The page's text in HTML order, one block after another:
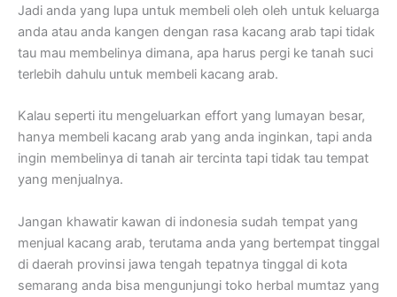
Jadi anda yang lupa untuk membeli oleh oleh untuk keluarga
anda atau anda kangen dengan rasa kacang arab tapi tidak
tau mau membelinya dimana, apa harus pergi ke tanah suci
terlebih dahulu untuk membeli kacang arab.
Kalau seperti itu mengeluarkan effort yang lumayan besar,
hanya membeli kacang arab yang anda inginkan, tapi anda
ingin membelinya di tanah air tercinta tapi tidak tau tempat
yang menjualnya.
Jangan khawatir kawan di indonesia sudah tempat yang
menjual kacang arab, terutama anda yang bertempat tinggal
di daerah provinsi jawa tengah tepatnya tinggal di kota
semarang anda bisa mengunjungi toko herbal mumtaz yang